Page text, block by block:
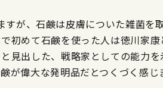
が、石鹸は皮膚についた雑菌を
初めて石鹸を使った人は徳川家
見出した、戦略家としての能力
が偉大な発明品だとつくづく感じ